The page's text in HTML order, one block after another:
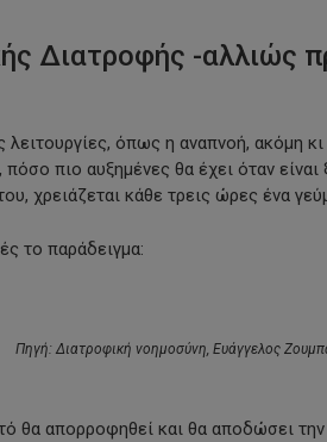
Διατροφής -αλλιώς
όπως η αναπνοή, ακόμη
πιο αυξημένες θα έχει όταν
κάθε τρεις ώρες ένα
το παράδειγμα:
Πηγή: Διατροφική νοημοσύνη, Ευάγγελος
θα απορροφηθεί και θα αποδώσει